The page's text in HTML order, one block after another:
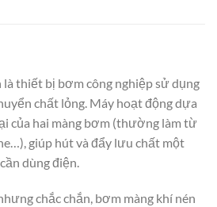
là thiết bị bơm công nghiệp sử dụng
chất lỏng. Máy hoạt động dựa
của hai màng bơm (thường làm từ
giúp hút và đẩy lưu chất một
dùng điện.
chắc chắn, bơm màng khí nén